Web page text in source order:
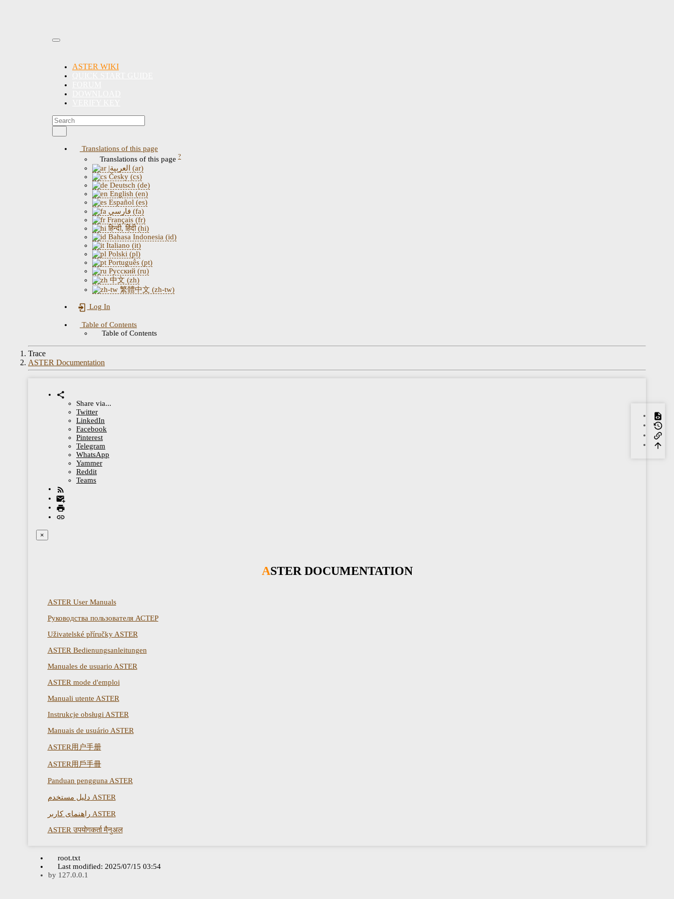
ASTER WIKI
Translations of this page
Translations of this page ?
|العربية (ar)
Česky (cs)
Deutsch (de)
English (en)
Español (es)
فارسی (fa)
Français (fr)
हिन्दी, हिंदी (hi)
Bahasa Indonesia (id)
Italiano (it)
Polski (pl)
Português (pt)
Русский (ru)
中文 (zh)
繁體中文 (zh-tw)
Log In
Table of Contents
Table of Contents
Trace
ASTER Documentation
Share via...
Twitter
LinkedIn
Facebook
Pinterest
Telegram
WhatsApp
Yammer
Reddit
Teams
×
ASTER DOCUMENTATION
ASTER User Manuals
Руководства пользователя АСТЕР
Uživatelské příručky ASTER
ASTER Bedienungsanleitungen
Manuales de usuario ASTER
ASTER mode d'emploi
Manuali utente ASTER
Instrukcje obsługi ASTER
Manuais de usuário ASTER
ASTER用户手册
ASTER用戶手冊
Panduan pengguna ASTER
دليل مستخدم ASTER
راهنمای کاربر ASTER
ASTER उपयोगकर्ता मैनुअल
root.txt
Last modified: 2025/07/15 03:54
by 127.0.0.1